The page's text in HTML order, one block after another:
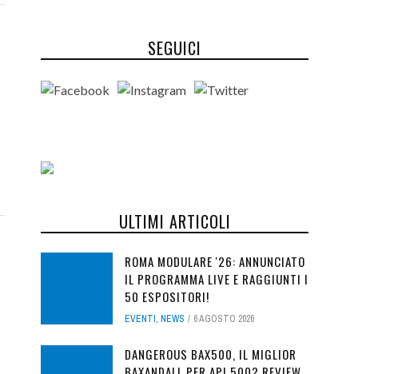
SEGUICI
ULTIMI ARTICOLI
ROMA MODULARE '26: ANNUNCIATO
IL PROGRAMMA LIVE E RAGGIUNTI I
50 ESPOSITORI!
EVENTI, NEWS 6 AGOSTO 2026
DANGEROUS BAX500, IL MIGLIOR